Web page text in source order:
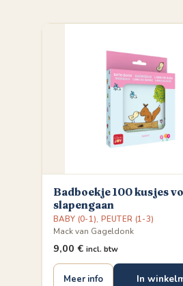
Badboekje 100 kusjes
slapengaan
BABY (0-1),PEUTER (1-3)
Mack van Gageldonk
9,00 € incl. btw
Meer info In